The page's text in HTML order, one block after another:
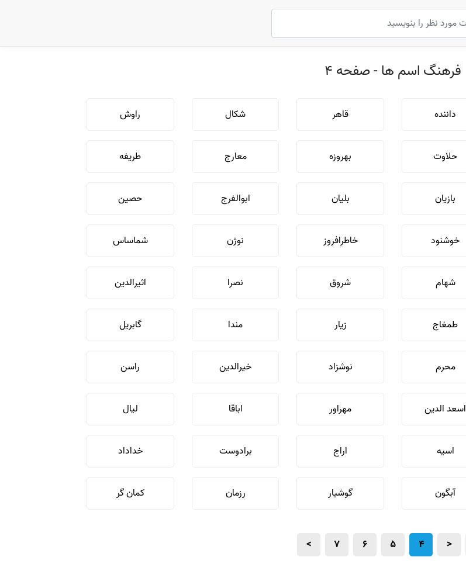
فرهنگ اسم ها - صفحه 4
داننده قاهر شکال راوش
حلاوت بهروزه معارج طریفه
بازیان بلیان ابوالفرج حصین
خوشنود خاطرافروز نوژن شماساس
شهام شروق نصرا اثیرالدین
طمغاج زیار مندا گابریل
محرم نوشزاد خیرالدین راسن
اسعد الدین مهراور اباقا لیال
اسیه اراج برادوست خداداد
آبگون گوشیار رزمان کمان گر
<
4
5
6
7
>